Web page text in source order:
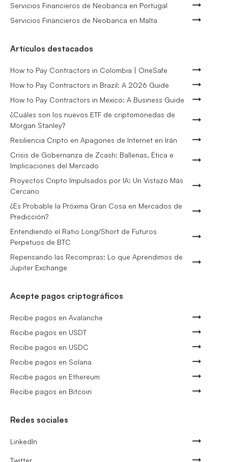
Servicios Financieros de Neobanca en Portugal
Servicios Financieros de Neobanca en Malta
Artículos destacados
How to Pay Contractors in Colombia | OneSafe
How to Pay Contractors in Brazil: A 2026 Guide
How to Pay Contractors in Mexico: A Business Guide
¿Cuáles son los nuevos ETF de criptomonedas de
Morgan Stanley?
Resiliencia Cripto en Apagones de Internet en Irán
Crisis de Gobernanza de Zcash: Ballenas, Ética e
Implicaciones del Mercado
Proyectos Cripto Impulsados por IA: Un Vistazo Más
Cercano
¿Es Probable la Próxima Gran Cosa en Mercados de
Predicción?
Entendiendo el Ratio Long/Short de Futuros
Perpetuos de BTC
Repensando las Recompras: Lo que Aprendimos de
Jupiter Exchange
Acepte pagos criptográficos
Recibe pagos en Avalanche
Recibe pagos en USDT
Recibe pagos en USDC
Recibe pagos en Solana
Recibe pagos en Ethereum
Recibe pagos en Bitcoin
Redes sociales
LinkedIn
Twitter